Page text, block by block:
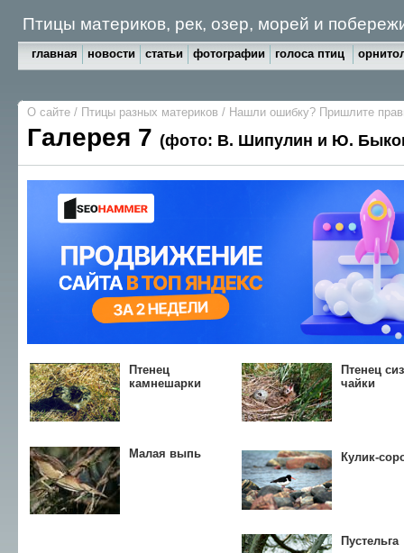
Птицы материков, рек, озер, морей и
главная новости статьи фотографии голоса птиц
О сайте / Птицы разных материков / Нашли ошибку? Пришлите
Галерея 7 (фото: В. Шипулин и Ю.
Птенец
камнешарки
Птенец
чайки
Малая выпь Кулик-
Пустельга